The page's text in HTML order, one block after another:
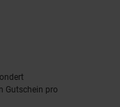
Gutschein pro